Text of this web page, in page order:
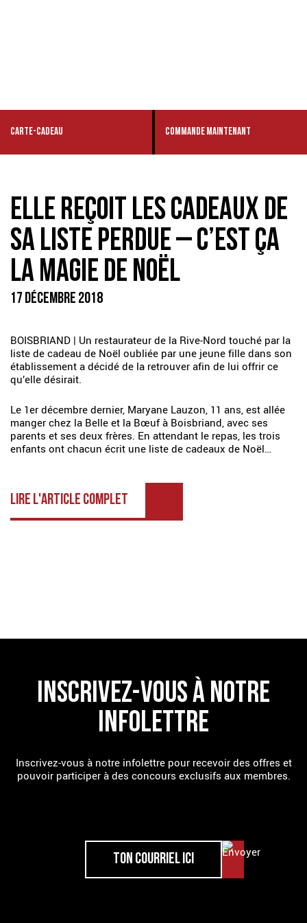
CARTE-CADEAU COMMANDE MAINTENANT
ELLE REÇOIT LES CADEAUX DE
SA LISTE PERDUE – C’EST ÇA
LA MAGIE DE NOËL
17 DÉCEMBRE 2018
BOISBRIAND | Un restaurateur de la Rive-Nord touché par la
liste de cadeau de Noël oubliée par une jeune fille dans son
établissement a décidé de la retrouver afin de lui offrir ce
qu’elle désirait.
Le 1er décembre dernier, Maryane Lauzon, 11 ans, est allée
manger chez la Belle et la Bœuf à Boisbriand, avec ses
parents et ses deux frères. En attendant le repas, les trois
enfants ont chacun écrit une liste de cadeaux de Noël…
LIRE L'ARTICLE COMPLET
INSCRIVEZ-VOUS À NOTRE
INFOLETTRE
Inscrivez-vous à notre infolettre pour recevoir des offres et
pouvoir participer à des concours exclusifs aux membres.